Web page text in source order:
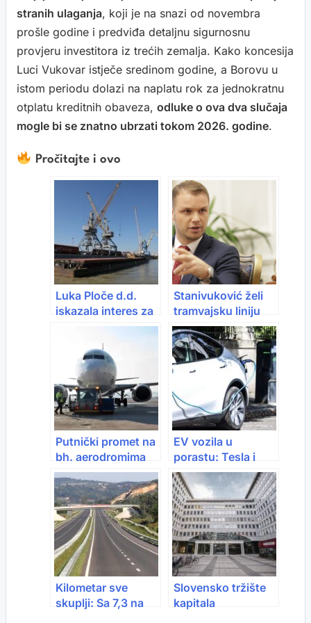
stranih ulaganja, koji je na snazi od novembra
prošle godine i predviđa detaljnu sigurnosnu
provjeru investitora iz trećih zemalja. Kako koncesija
Luci Vukovar istječe sredinom godine, a Borovu u
istom periodu dolazi na naplatu rok za jednokratnu
otplatu kreditnih obaveza, odluke o ova dva slučaja
mogle bi se znatno ubrzati tokom 2026. godine.
Pročitajte i ovo
Luka Ploče d.d.
iskazala interes za
preuzimanje Luka
Vukovar d.o.o.
Stanivuković želi
tramvajsku liniju
koja bi povezivala
Laktaše i Banja
Luku
Putnički promet na
bh. aerodromima
veći za 10,5 posto
EV vozila u
porastu: Tesla i
BYD bilježe skok
prodaje u Evropi
Kilometar sve
skuplji: Sa 7,3 na
Slovensko tržište
kapitala